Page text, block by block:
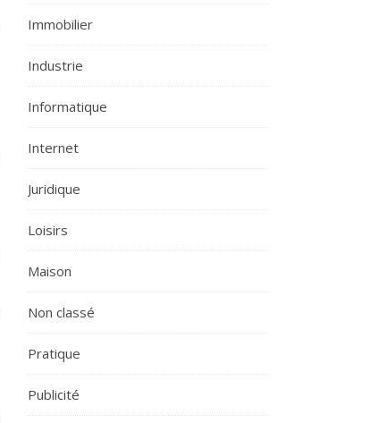
Immobilier
Industrie
Informatique
Internet
Juridique
Loisirs
Maison
Non classé
Pratique
Publicité